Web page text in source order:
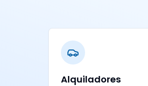
Alquiladores